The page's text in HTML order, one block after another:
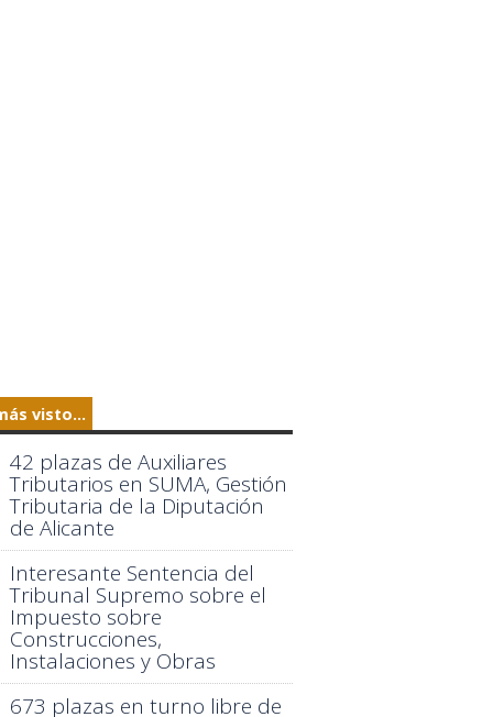
visto...
42 plazas de Auxiliares
Tributarios en SUMA, Gestión
Tributaria de la Diputación
de Alicante
Interesante Sentencia del
Tribunal Supremo sobre el
Impuesto sobre
Construcciones,
Instalaciones y Obras
673 plazas en turno libre de